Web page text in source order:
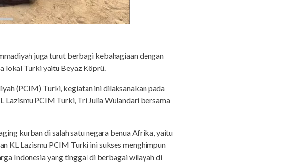
juga turut berbagi kebahagiaan dengan
lokal Turki yaitu Beyaz Köprü.
(PCIM) Turki, kegiatan ini dilaksanakan pada
Lazismu PCIM Turki, Tri Julia Wulandari bersama
kurban di salah satu negara benua Afrika, yaitu
KL Lazismu PCIM Turki ini sukses menghimpun
Indonesia yang tinggal di berbagai wilayah di